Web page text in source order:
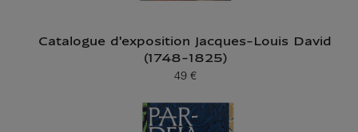
Catalogue d'exposition Jacques-Louis David
(1748-1825)
Prix ​​actuel
49 €